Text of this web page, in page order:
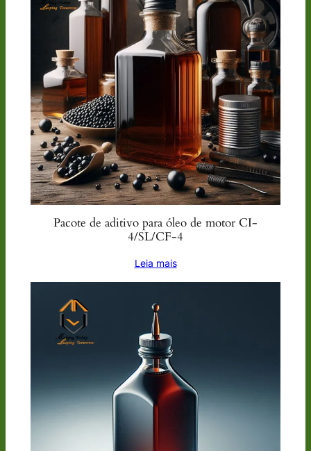
Pacote de aditivo para óleo de motor CI-
4/SL/CF-4
Leia mais